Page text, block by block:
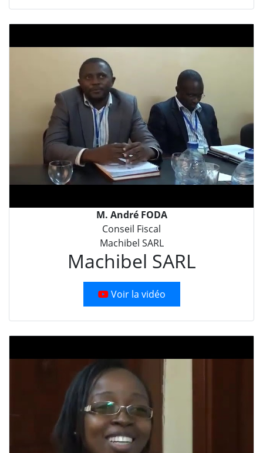
M. André FODA
Conseil Fiscal
Machibel SARL
Machibel SARL
Voir la vidéo